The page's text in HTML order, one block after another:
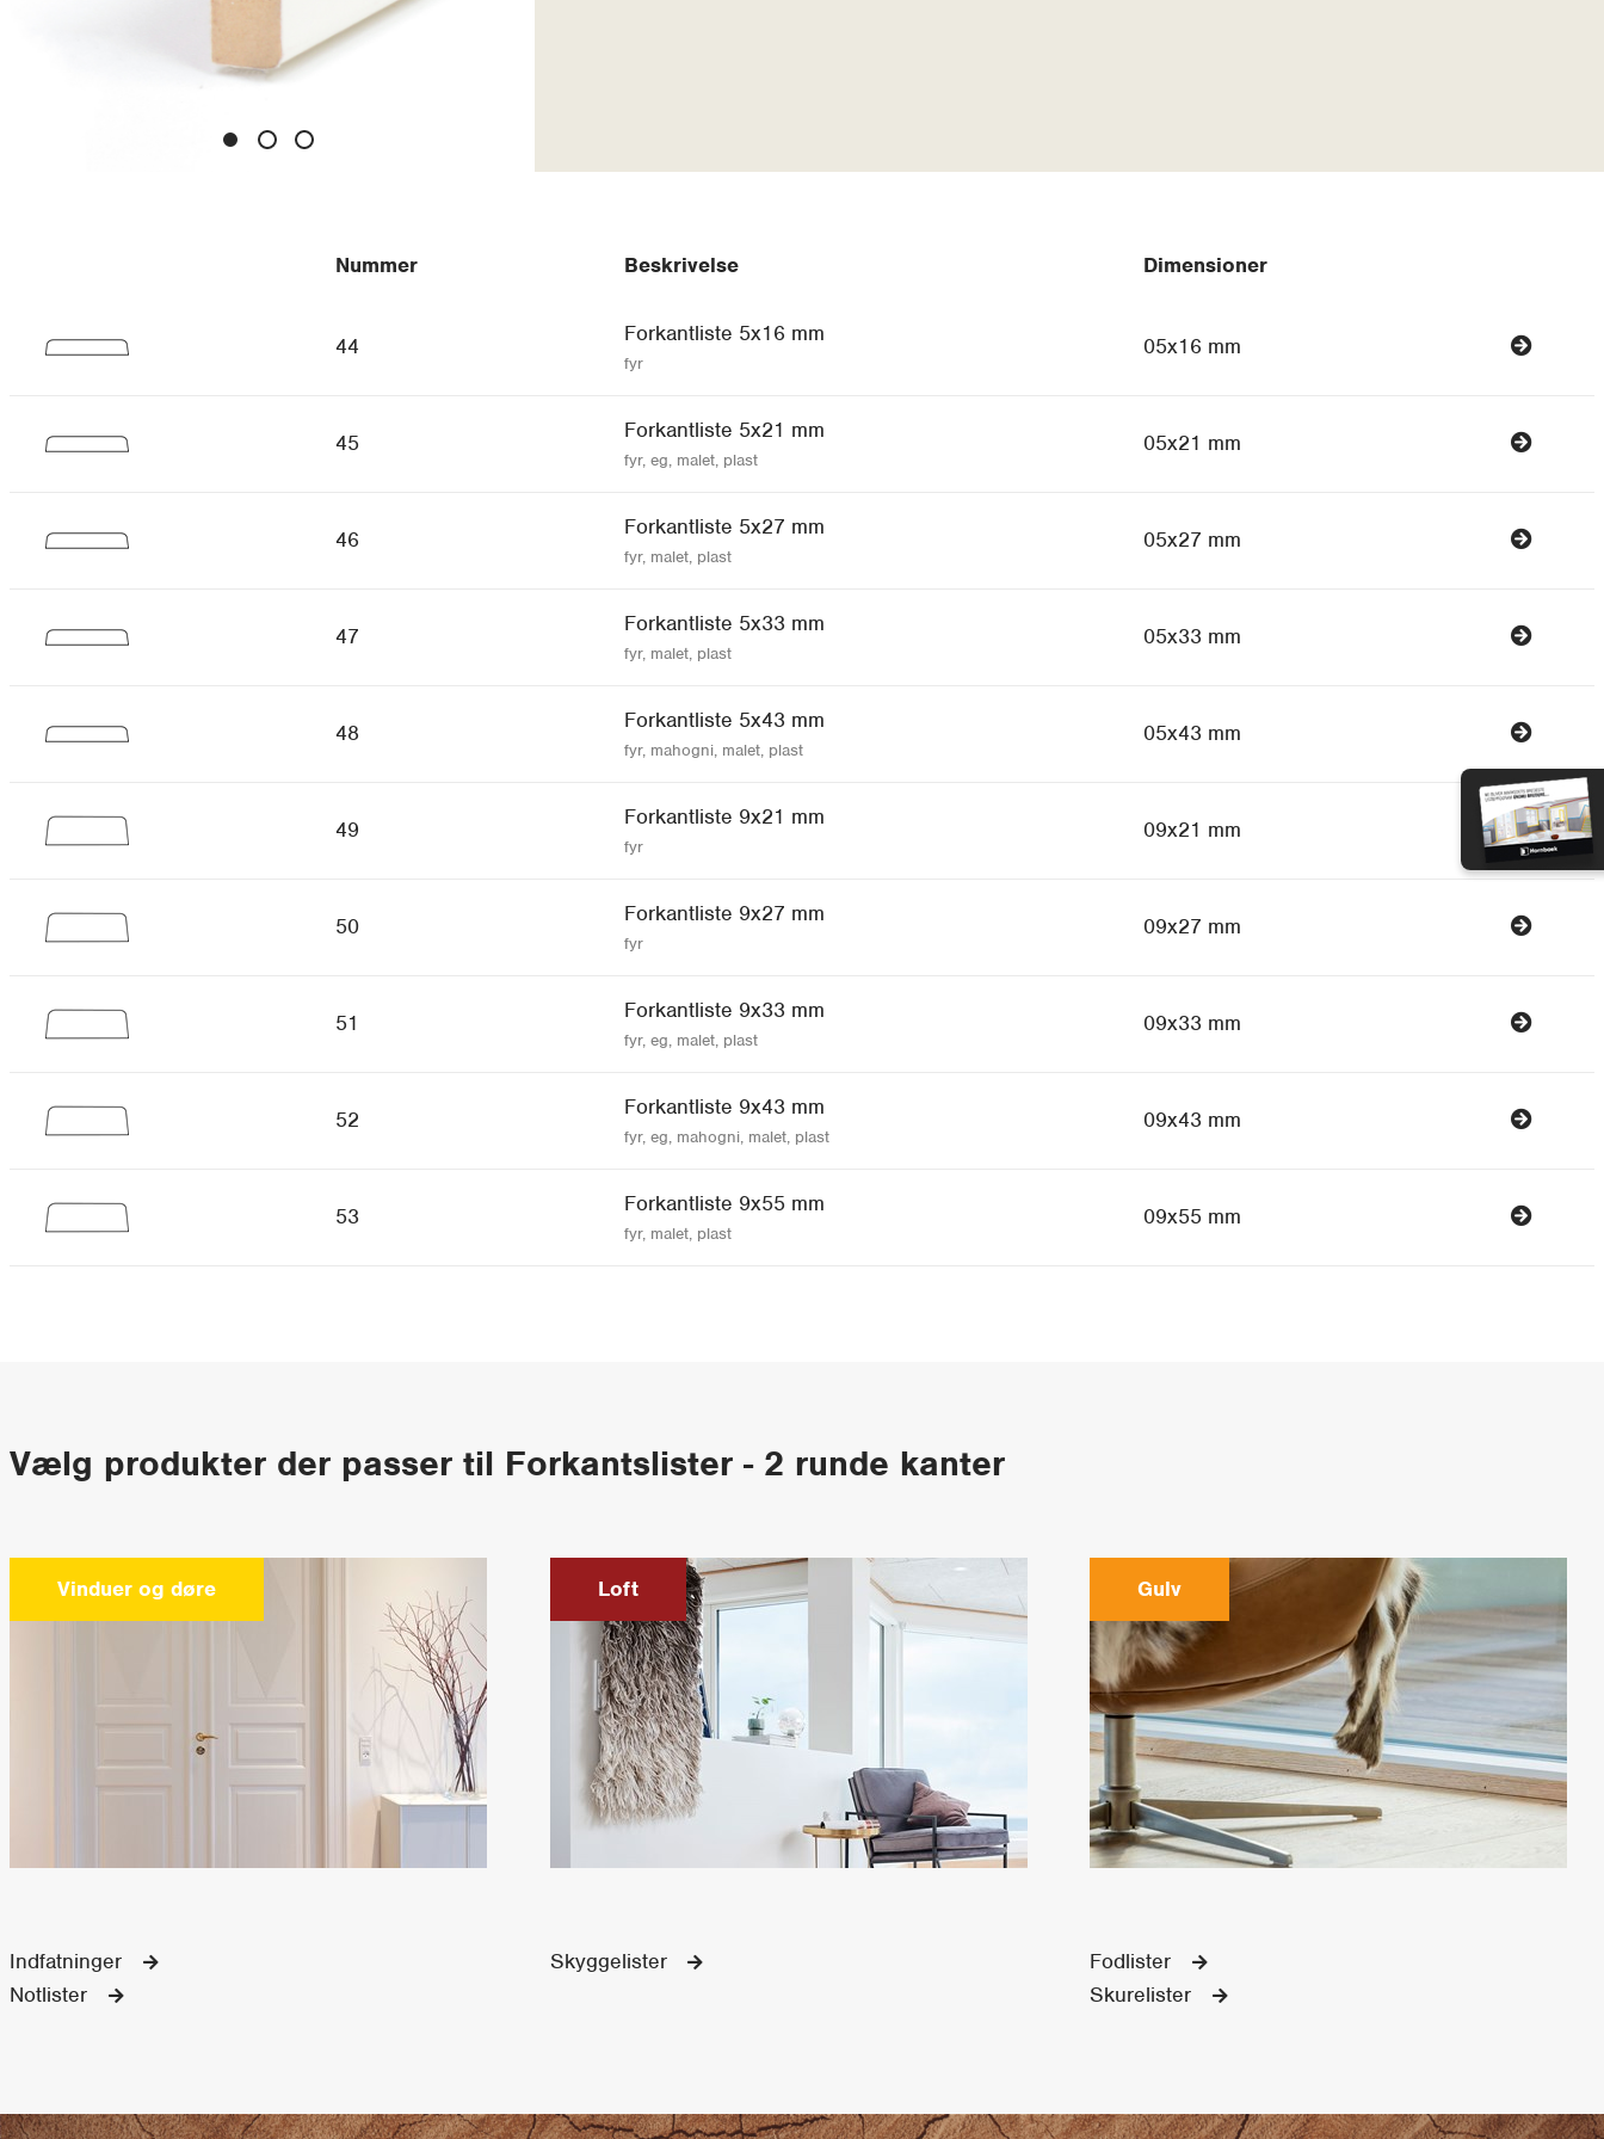
Nummer Beskrivelse Dimensioner
44 Forkantliste 5x16 mm
fyr
05x16 mm
45 Forkantliste 5x21 mm
fyr, eg, malet, plast
05x21 mm
46 Forkantliste 5x27 mm
fyr, malet, plast
05x27 mm
47 Forkantliste 5x33 mm
fyr, malet, plast
05x33 mm
48 Forkantliste 5x43 mm
fyr, mahogni, malet, plast
05x43 mm
49 Forkantliste 9x21 mm
fyr
09x21 mm
50 Forkantliste 9x27 mm
fyr
09x27 mm
51 Forkantliste 9x33 mm
fyr, eg, malet, plast
09x33 mm
52 Forkantliste 9x43 mm
fyr, eg, mahogni, malet, plast
09x43 mm
53 Forkantliste 9x55 mm
fyr, malet, plast
09x55 mm
Vælg produkter der passer til Forkantslister - 2 runde kanter
Vinduer og døre
Indfatninger
Notlister
Loft
Skyggelister
Gulv
Fodlister
Skurelister